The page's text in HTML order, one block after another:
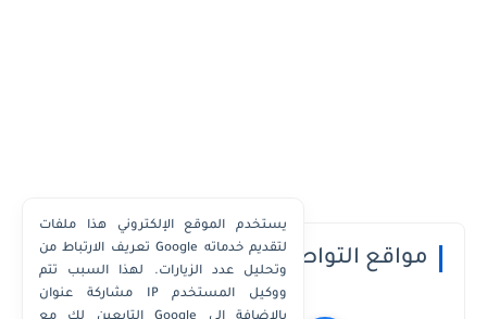
مواقع التواصل الاجتماعي
يستخدم الموقع الإلكتروني هذا ملفات
تعريف الارتباط من Google لتقديم خدماته
وتحليل عدد الزيارات. لهذا السبب تتم
مشاركة عنوان IP ووكيل المستخدم